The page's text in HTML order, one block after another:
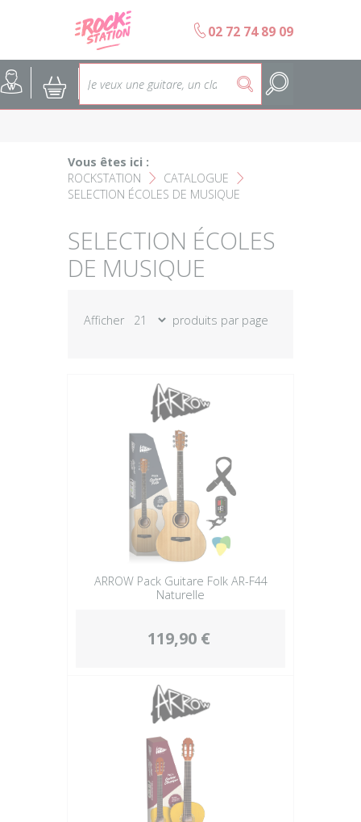
Choisir son instrument
L'esprit Rockstation
Guitares
Pianos & Claviers
Sonorisation & éclairage
b 02 72 74 89 09
@ 5 :
Vous êtes ici :
ROCKSTATION F CATALOGUE F
SELECTION ÉCOLES DE MUSIQUE
SELECTION ÉCOLES
DE MUSIQUE
Afficher produits par page
ARROW Pack Guitare Folk AR-F44
Naturelle
119,90 €
Panneau de gestion des cookies